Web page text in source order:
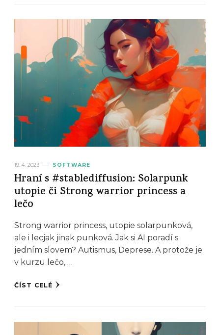
19. 4. 2023 SOFTWARE
Hraní s #stablediffusion: Solarpunk
utopie či Strong warrior princess a
lečo
Strong warrior princess, utopie solarpunková,
ale i lecjak jinak punková. Jak si AI poradí s
jedním slovem? Autismus, Deprese. A protože je
v kurzu lečo, …
ČÍST CELÉ